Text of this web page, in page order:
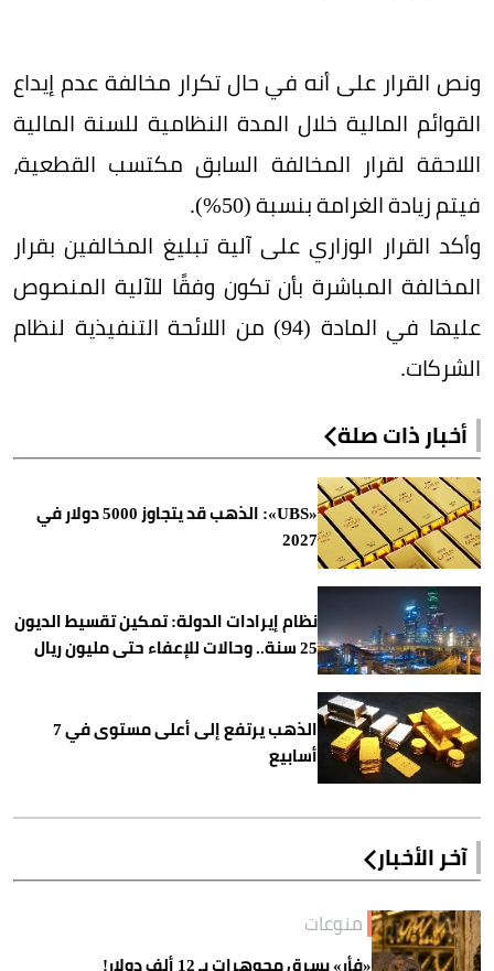
ونص القرار على أنه في حال تكرار مخالفة عدم إيداع
القوائم المالية خلال المدة النظامية للسنة المالية
اللاحقة لقرار المخالفة السابق مكتسب القطعية،
فيتم زيادة الغرامة بنسبة (50%).
وأكد القرار الوزاري على آلية تبليغ المخالفين بقرار
المخالفة المباشرة بأن تكون وفقًا للآلية المنصوص
عليها في المادة (94) من اللائحة التنفيذية لنظام
الشركات.
أخبار ذات صلة
«UBS»: الذهب قد يتجاوز 5000 دولار في
2027
نظام إيرادات الدولة: تمكين تقسيط الديون
25 سنة.. وحالات للإعفاء حتى مليون ريال
الذهب يرتفع إلى أعلى مستوى في 7
أسابيع
آخر الأخبار
منوعات